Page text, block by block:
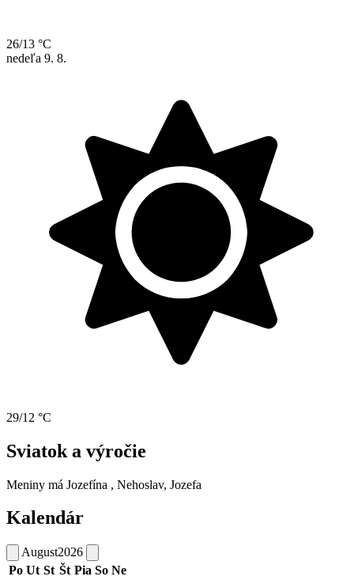
26/13 °C
nedeľa 9. 8.
29/12 °C
Sviatok a výročie
Meniny má Jozefína , Nehoslav, Jozefa
Kalendár
August2026
Po Ut St Št Pia So Ne